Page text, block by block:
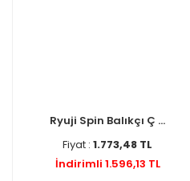
Ryuji Spin Balıkçı Ç ...
Fiyat :1.773,48 TL
İndirimli 1.596,13 TL